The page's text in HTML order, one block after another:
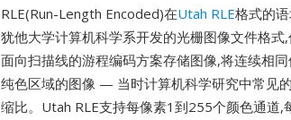
RLE(Run-Length Encoded)在Utah RLE格式的
犹他大学计算机科学系开发的光栅图像文件格
面向扫描线的游程编码方案存储图像,将连续相
纯色区域的图像 — 当时计算机科学研究中常见
缩比。Utah RLE支持每像素1到255个颜色通道